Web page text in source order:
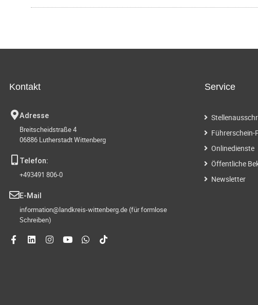
Kontakt
Adresse
Breitscheidstraße 4
06886 Lutherstadt Wittenberg
Telefon:
+493491 806-0
E-Mail
information@landkreis-wittenberg.de (für formlose
Schreiben)
Service
Onlinedienste
Öffentliche
Newsletter